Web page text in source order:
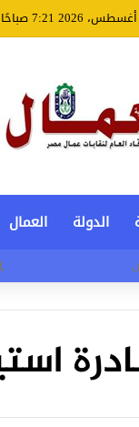
الدولة العمال